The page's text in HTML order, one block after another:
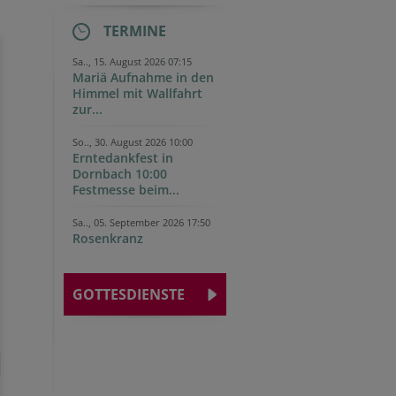
TERMINE
Sa.., 15. August 2026 07:15
Mariä Aufnahme in den
Himmel mit Wallfahrt
zur...
So.., 30. August 2026 10:00
Erntedankfest in
Dornbach 10:00
Festmesse beim...
Sa.., 05. September 2026 17:50
Rosenkranz
GOTTESDIENSTE